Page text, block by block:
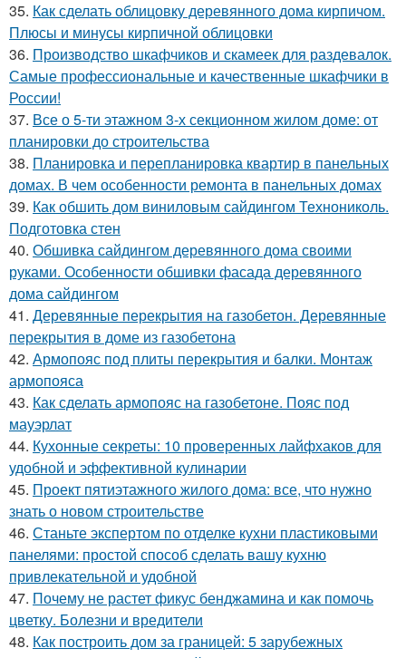
35. Как сделать облицовку деревянного дома кирпичом.
Плюсы и минусы кирпичной облицовки
36. Производство шкафчиков и скамеек для раздевалок.
Самые профессиональные и качественные шкафчики в
России!
37. Все о 5-ти этажном 3-х секционном жилом доме: от
планировки до строительства
38. Планировка и перепланировка квартир в панельных
домах. В чем особенности ремонта в панельных домах
39. Как обшить дом виниловым сайдингом Технониколь.
Подготовка стен
40. Обшивка сайдингом деревянного дома своими
руками. Особенности обшивки фасада деревянного
дома сайдингом
41. Деревянные перекрытия на газобетон. Деревянные
перекрытия в доме из газобетона
42. Армопояс под плиты перекрытия и балки. Монтаж
армопояса
43. Как сделать армопояс на газобетоне. Пояс под
мауэрлат
44. Кухонные секреты: 10 проверенных лайфхаков для
удобной и эффективной кулинарии
45. Проект пятиэтажного жилого дома: все, что нужно
знать о новом строительстве
46. Станьте экспертом по отделке кухни пластиковыми
панелями: простой способ сделать вашу кухню
привлекательной и удобной
47. Почему не растет фикус бенджамина и как помочь
цветку. Болезни и вредители
48. Как построить дом за границей: 5 зарубежных